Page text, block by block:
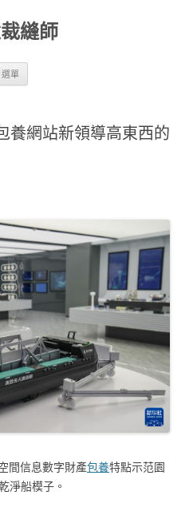
縫師
選單
養網站新領導高東西的
間信息數字財產包養特點示范園
淨船模子。